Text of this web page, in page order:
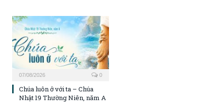
07/08/2026 0
Chúa luôn ở với ta – Chúa
Nhật 19 Thường Niên, năm A